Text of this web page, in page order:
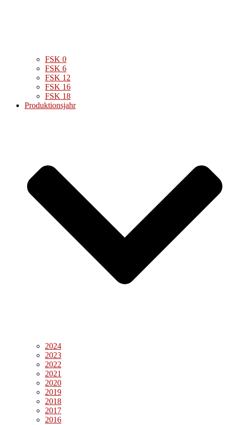
FSK 0
FSK 6
FSK 12
FSK 16
FSK 18
Produktionsjahr
2024
2023
2022
2021
2020
2019
2018
2017
2016